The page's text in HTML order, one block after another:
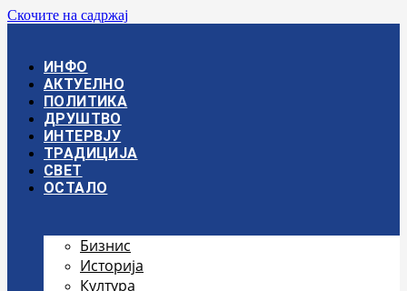
Скочите на садржај
ИНФО
АКТУЕЛНО
ПОЛИТИКА
ДРУШТВО
ИНТЕРВЈУ
ТРАДИЦИЈА
СВЕТ
ОСТАЛО
Бизнис
Историја
Култура